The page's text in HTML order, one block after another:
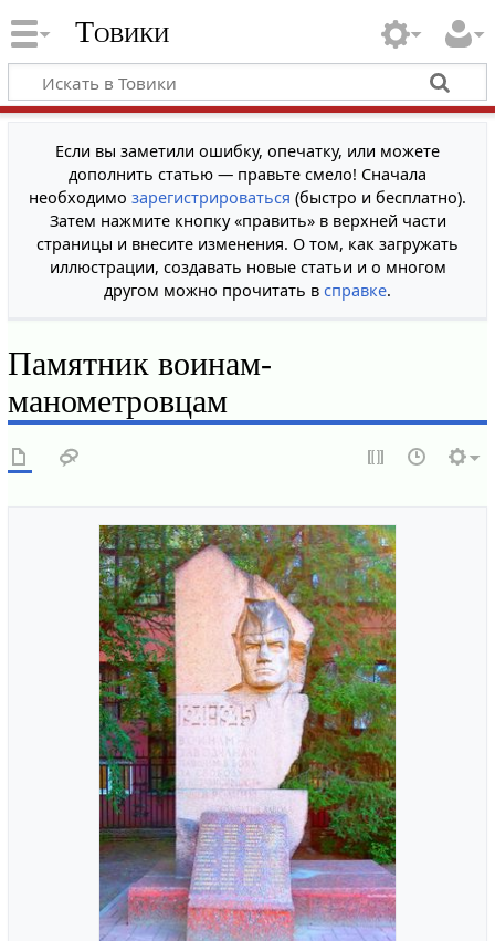
Товики
Если вы заметили ошибку, опечатку, или можете
дополнить статью — правьте смело! Сначала
необходимо зарегистрироваться (быстро и бесплатно).
Затем нажмите кнопку «править» в верхней части
страницы и внесите изменения. О том, как загружать
иллюстрации, создавать новые статьи и о многом
другом можно прочитать в справке.
Памятник воинам-
манометровцам